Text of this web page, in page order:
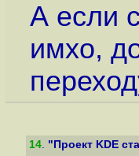
А если
имхо,
14. "Проект KDE